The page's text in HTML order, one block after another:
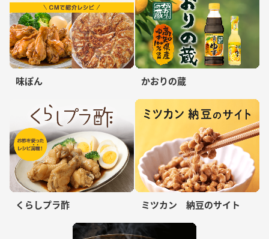
味ぽん かおりの蔵
くらしプラ酢 ミツカン 納豆のサイト